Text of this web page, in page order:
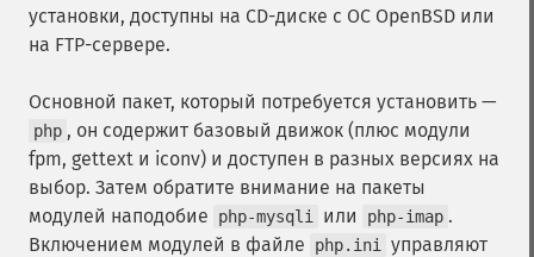
установки, доступны на CD-диске с ОС OpenBSD или
на FTP-сервере.
Основной пакет, который потребуется установить —
php , он содержит базовый движок (плюс модули
fpm, gettext и iconv) и доступен в разных версиях на
выбор. Затем обратите внимание на пакеты
модулей наподобие
php-mysqli или php-imap .
Включением модулей в файле
php.ini
управляют